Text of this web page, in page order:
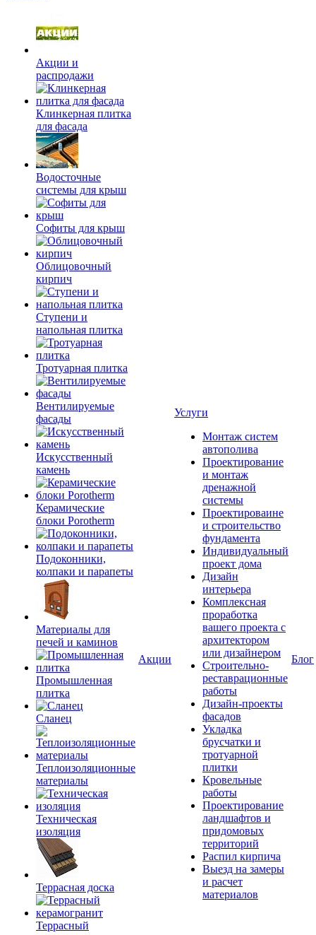
Акции и
распродажи
Клинкерная плитка
для фасада
Водосточные
системы для крыш
Софиты для крыш
Облицовочный
кирпич
Ступени и
напольная плитка
Тротуарная плитка
Вентилируемые
фасады
Искусственный
камень
Керамические
блоки Porotherm
Подоконники,
колпаки и парапеты
Материалы для
печей и каминов
Промышленная
плитка
Сланец
Теплоизоляционные
материалы
Техническая
изоляция
Террасная доска
Террасный
Акции
Услуги
Монтаж систем
автополива
Проектирование
и монтаж
дренажной
системы
Проектироваине
и строительство
фундамента
Индивидуальный
проект дома
Дизайн
интерьера
Комплексная
проработка
вашего проекта с
архитектором
или дизайнером
Строительно-
реставрационные
работы
Дизайн-проекты
фасадов
Укладка
брусчатки и
тротуарной
плитки
Кровельные
работы
Проектирование
ландшафтов и
придомовых
территорий
Распил кирпича
Выезд на замеры
и расчет
материалов
Блог